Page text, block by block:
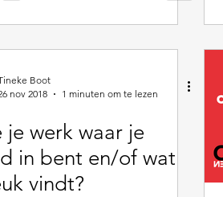
Boot
nov 2018
1 minuten om te lezen
je werk waar je
in bent en/of wat
vindt?